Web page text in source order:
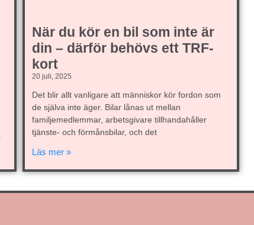
När du kör en bil som inte är
din – därför behövs ett TRF-
kort
20 juli, 2025
Det blir allt vanligare att människor kör fordon som
de själva inte äger. Bilar lånas ut mellan
familjemedlemmar, arbetsgivare tillhandahåller
tjänste- och förmånsbilar, och det
Läs mer »